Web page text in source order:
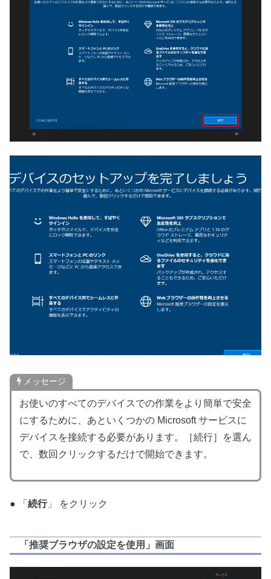
メッセージ
お使いのすべてのデバイスでの作業をより簡単で安全
にするために、あといくつかの Microsoft サービスに
デバイスを接続する必要があります。［続行］を選ん
で、数回クリックするだけで開始できます。
● 「 続行」 をクリック
「推奨ブラウザの設定を使用」画面